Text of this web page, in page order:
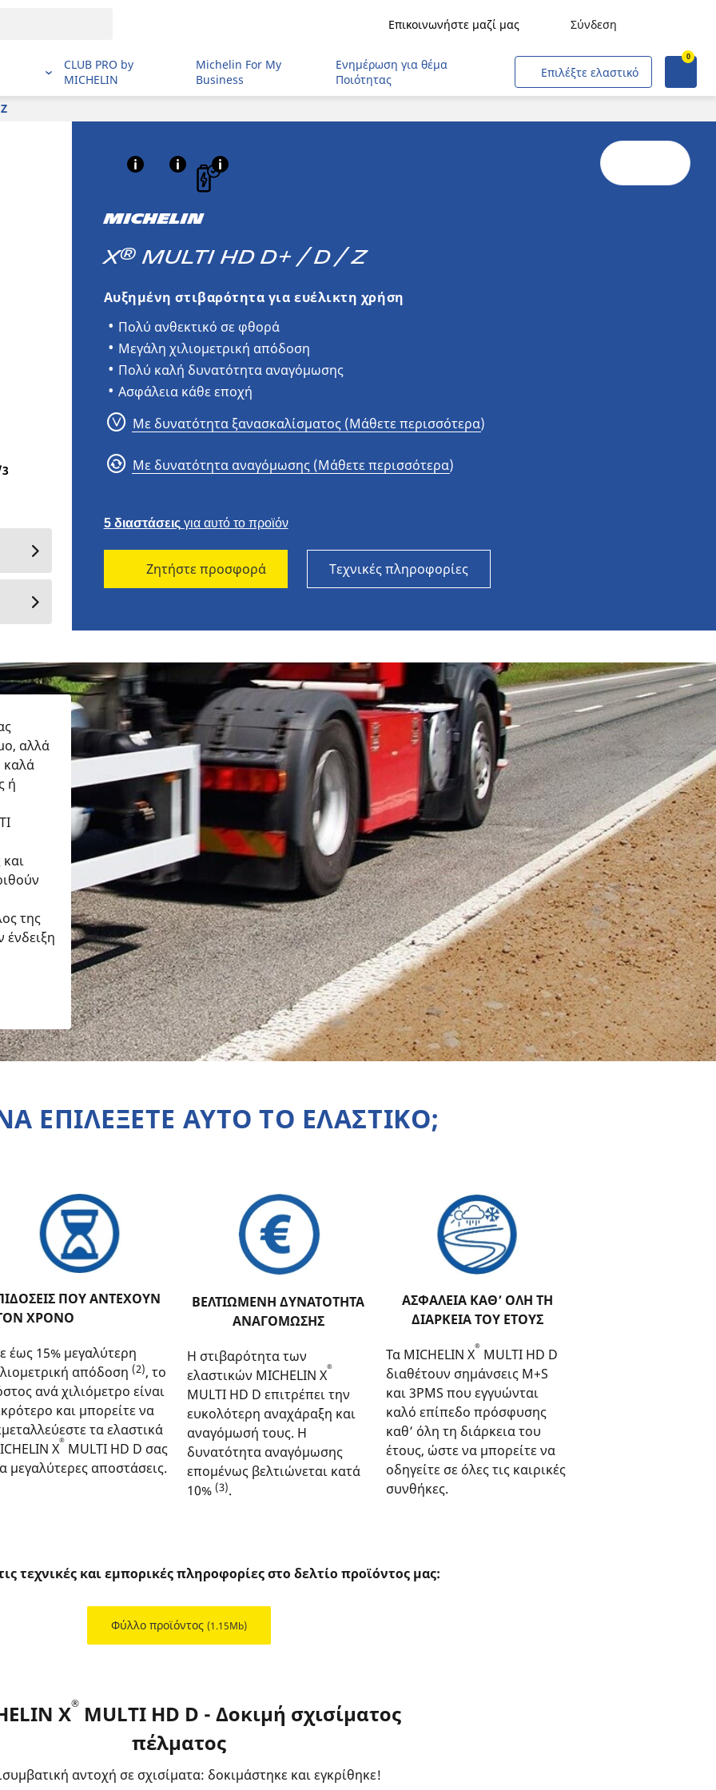
Επικοινωνήστε μαζί μας Σύνδεση
Μεταφορές εμπορευμάτων
Μεταφορές ανθρώπων
Μοτοσυκλέτες και scooter
0
CLUB PRO by
MICHELIN
Michelin For My
Business
Ενημέρωση για θέμα
Ποιότητας
Επιλέξτε ελαστικό
MICHELIN X MULTI HD D 315/70R22.5
3
MICHELIN
X® MULTI HD D+ / D / Z
Αυξημένη στιβαρότητα για ευέλικτη χρήση
Πολύ ανθεκτικό σε φθορά
Μεγάλη χιλιομετρική απόδοση
Πολύ καλή δυνατότητα αναγόμωσης
Ασφάλεια κάθε εποχή
Με δυνατότητα ξανασκαλίσματος (Μάθετε περισσότερα)
Με δυνατότητα αναγόμωσης (Μάθετε περισσότερα)
5 διαστάσειςγια αυτό το προϊόν
Ζητήστε προσφορά Τεχνικές πληροφορίες
Ζητήστε προσφορά
αλλά
καλά
ή
της
ένδειξη
ΕΠΙΛΕΞΕΤΕ ΑΥΤΟ ΤΟ ΕΛΑΣΤΙΚΟ;
ΠΟΥ ΑΝΤΕΧΟΥΝ
ΧΡΟΝΟ
έως 15% μεγαλύτερη
απόδοση (2), το
ανά χιλιόμετρο είναι
και μπορείτε να
τα ελαστικά
X® MULTI HD D σας
μεγαλύτερες αποστάσεις.
ΒΕΛΤΙΩΜΕΝΗ ΔΥΝΑΤΟΤΗΤΑ
ΑΝΑΓΟΜΩΣΗΣ
Η στιβαρότητα των
ελαστικών MICHELIN X®
MULTI HD D επιτρέπει την
ευκολότερη αναχάραξη και
αναγόμωσή τους. Η
δυνατότητα αναγόμωσης
επομένως βελτιώνεται κατά
10% (3).
ΑΣΦΑΛΕΙΑ ΚΑΘ’ ΟΛΗ ΤΗ
ΔΙΑΡΚΕΙΑ ΤΟΥ ΕΤΟΥΣ
Τα MICHELIN X® MULTI HD D
διαθέτουν σημάνσεις M+S
και 3PMS που εγγυώνται
καλό επίπεδο πρόσφυσης
καθ’ όλη τη διάρκεια του
έτους, ώστε να μπορείτε να
οδηγείτε σε όλες τις καιρικές
συνθήκες.
τεχνικές και εμπορικές πληροφορίες στο δελτίο προϊόντος μας:
Φύλλο προϊόντος (1.15Mb)
X® MULTI HD D - Δοκιμή σχισίματος
πέλματος
αντοχή σε σχισίματα: δοκιμάστηκε και εγκρίθηκε!